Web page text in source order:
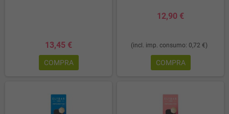
13,45 €
COMPRA
12,90 €
(incl. imp. consumo: 0,72 €)
COMPRA